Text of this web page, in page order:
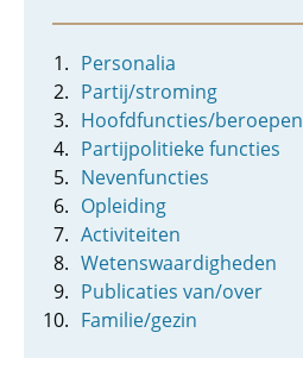
Personalia
Partij/stroming
Hoofdfuncties/beroepen
Partijpolitieke functies
Nevenfuncties
Opleiding
Activiteiten
Wetenswaardigheden
Publicaties van/over
Familie/gezin